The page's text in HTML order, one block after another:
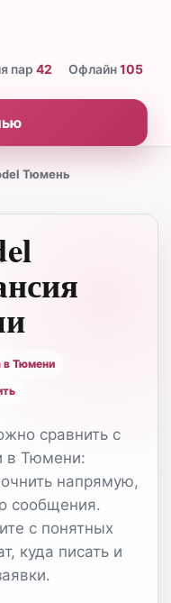
пар 42 Офлайн105
Тюмень
в Тюмени
сравнить с
в Тюмени:
напрямую,
сообщения.
с понятных
куда писать и